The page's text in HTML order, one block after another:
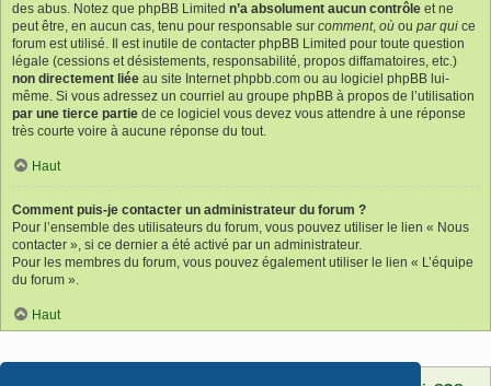
des abus. Notez que phpBB Limited n’a absolument aucun contrôle et ne
peut être, en aucun cas, tenu pour responsable sur comment, où ou par qui ce
forum est utilisé. Il est inutile de contacter phpBB Limited pour toute question
légale (cessions et désistements, responsabilité, propos diffamatoires, etc.)
non directement liée au site Internet phpbb.com ou au logiciel phpBB lui-
même. Si vous adressez un courriel au groupe phpBB à propos de l’utilisation
par une tierce partie de ce logiciel vous devez vous attendre à une réponse
très courte voire à aucune réponse du tout.
Haut
Comment puis-je contacter un administrateur du forum ?
Pour l’ensemble des utilisateurs du forum, vous pouvez utiliser le lien « Nous
contacter », si ce dernier a été activé par un administrateur.
Pour les membres du forum, vous pouvez également utiliser le lien « L’équipe
du forum ».
Haut